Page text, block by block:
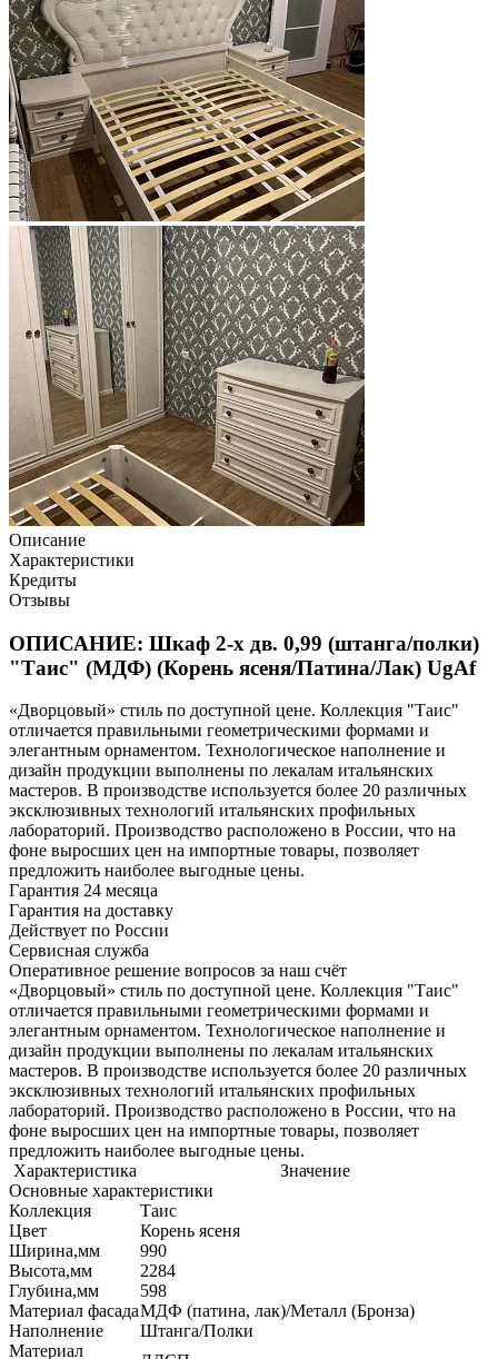
Описание
Характеристики
Кредиты
Отзывы
ОПИСАНИЕ: Шкаф 2-х дв. 0,99 (штанга/полки)
"Таис" (МДФ) (Корень ясеня/Патина/Лак) UgAf
«Дворцовый» стиль по доступной цене. Коллекция "Таис"
отличается правильными геометрическими формами и
элегантным орнаментом. Технологическое наполнение и
дизайн продукции выполнены по лекалам итальянских
мастеров. В производстве используется более 20 различных
эксклюзивных технологий итальянских профильных
лабораторий. Производство расположено в России, что на
фоне выросших цен на импортные товары, позволяет
предложить наиболее выгодные цены.
Гарантия 24 месяца
Гарантия на доставку
Действует по России
Сервисная служба
Оперативное решение вопросов за наш счёт
«Дворцовый» стиль по доступной цене. Коллекция "Таис"
отличается правильными геометрическими формами и
элегантным орнаментом. Технологическое наполнение и
дизайн продукции выполнены по лекалам итальянских
мастеров. В производстве используется более 20 различных
эксклюзивных технологий итальянских профильных
лабораторий. Производство расположено в России, что на
фоне выросших цен на импортные товары, позволяет
предложить наиболее выгодные цены.
Характеристика
Значение
Основные характеристики
Коллекция
Таис
Цвет
Корень ясеня
Ширина,мм
990
Высота,мм
2284
Глубина,мм
598
Материал фасадаМДФ (патина, лак)/Металл (Бронза)
Наполнение
Штанга/Полки
Материал